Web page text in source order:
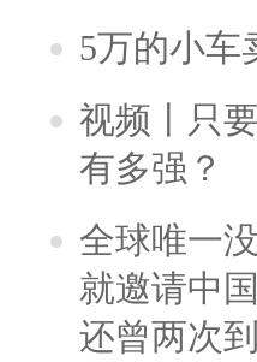
5万的小车
视频丨只
有多强？
全球唯一
就邀请中
还曾两次